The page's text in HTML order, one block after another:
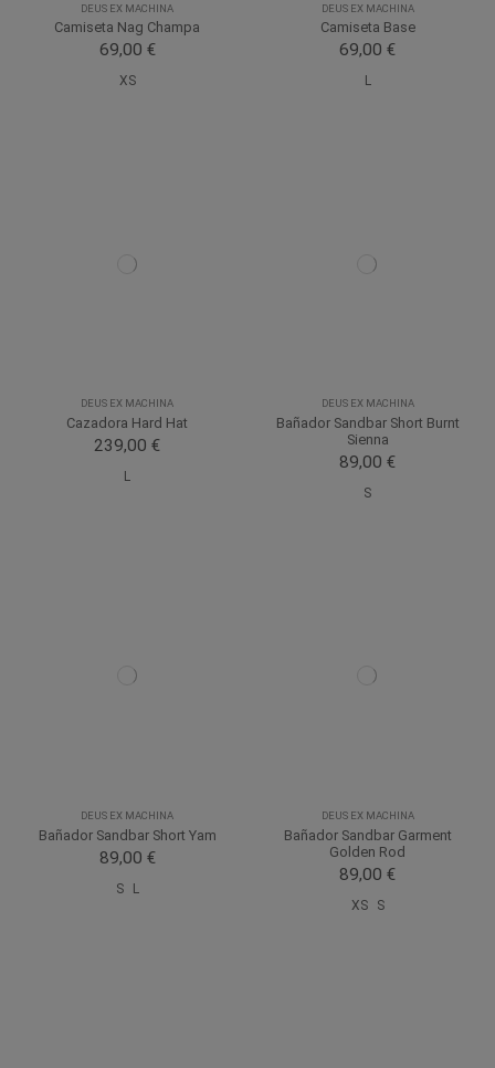
DEUS EX MACHINA
Camiseta Nag Champa
69,00 €
XS
DEUS EX MACHINA
Camiseta Base
69,00 €
L
DEUS EX MACHINA
Cazadora Hard Hat
239,00 €
L
DEUS EX MACHINA
Bañador Sandbar Short Burnt
Sienna
89,00 €
S
DEUS EX MACHINA
Bañador Sandbar Short Yam
89,00 €
S L
DEUS EX MACHINA
Bañador Sandbar Garment
Golden Rod
89,00 €
XS S